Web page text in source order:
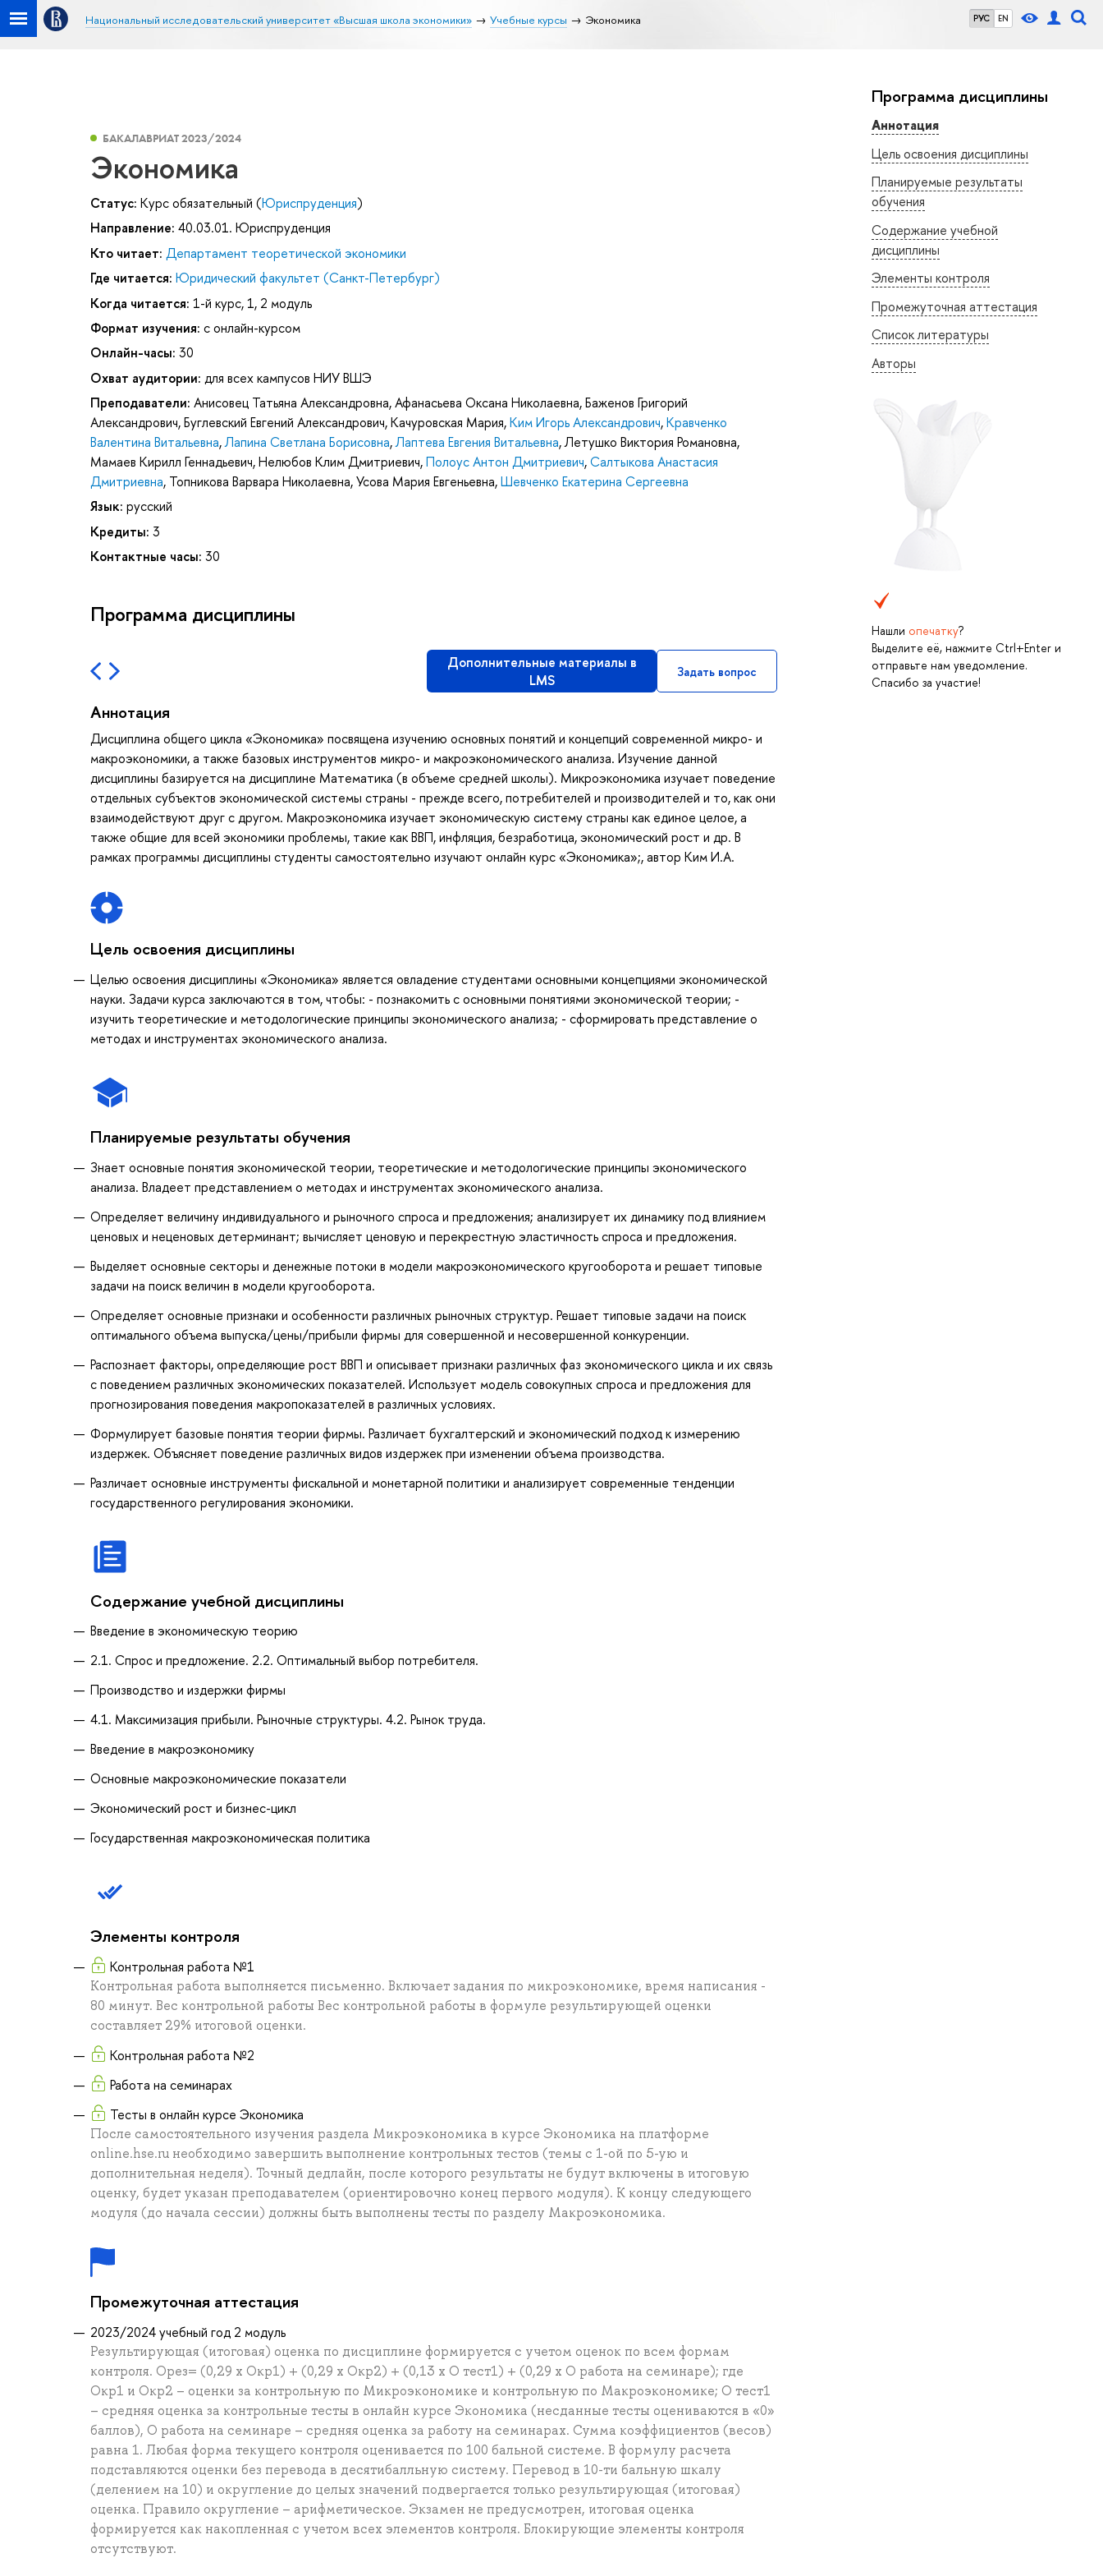
РУС EN
Национальный исследовательский университет «Высшая школа экономики» Учебные курсы Экономика
Программа дисциплины
Аннотация
Цель освоения дисциплины
Планируемые результаты
обучения
Содержание учебной
дисциплины
Элементы контроля
Промежуточная аттестация
Список литературы
Авторы
Нашли опечатку?
Выделите её, нажмите Ctrl+Enter и
отправьте нам уведомление.
Спасибо за участие!
БАКАЛАВРИАТ 2023/2024
Экономика
Статус: Курс обязательный (Юриспруденция)
Направление: 40.03.01. Юриспруденция
Кто читает: Департамент теоретической экономики
Где читается: Юридический факультет (Санкт-Петербург)
Когда читается: 1-й курс, 1, 2 модуль
Формат изучения: с онлайн-курсом
Онлайн-часы: 30
Охват аудитории: для всех кампусов НИУ ВШЭ
Преподаватели: Анисовец Татьяна Александровна,Афанасьева Оксана Николаевна,Баженов Григорий
Александрович,Буглевский Евгений Александрович,Качуровская Мария,Ким Игорь Александрович,Кравченко
Валентина Витальевна,Лапина Светлана Борисовна,Лаптева Евгения Витальевна,Летушко Виктория Романовна,
Мамаев Кирилл Геннадьевич,Нелюбов Клим Дмитриевич,Полоус Антон Дмитриевич,Салтыкова Анастасия
Дмитриевна, Топникова Варвара Николаевна,Усова Мария Евгеньевна,Шевченко Екатерина Сергеевна
Язык: русский
Кредиты: 3
Контактные часы: 30
Программа дисциплины
Дополнительные материалы в
LMS
Задать вопрос
Аннотация
Дисциплина общего цикла «Экономика» посвящена изучению основных понятий и концепций современной микро- и
макроэкономики, а также базовых инструментов микро- и макроэкономического анализа. Изучение данной
дисциплины базируется на дисциплине Математика (в объеме средней школы). Микроэкономика изучает поведение
отдельных субъектов экономической системы страны - прежде всего, потребителей и производителей и то, как они
взаимодействуют друг с другом. Макроэкономика изучает экономическую систему страны как единое целое, а
также общие для всей экономики проблемы, такие как ВВП, инфляция, безработица, экономический рост и др. В
рамках программы дисциплины студенты самостоятельно изучают онлайн курс «Экономика»;, автор Ким И.А.
Цель освоения дисциплины
Целью освоения дисциплины «Экономика» является овладение студентами основными концепциями экономической
науки. Задачи курса заключаются в том, чтобы: - познакомить с основными понятиями экономической теории; -
изучить теоретические и методологические принципы экономического анализа; - сформировать представление о
методах и инструментах экономического анализа.
Планируемые результаты обучения
Знает основные понятия экономической теории, теоретические и методологические принципы экономического
анализа. Владеет представлением о методах и инструментах экономического анализа.
Определяет величину индивидуального и рыночного спроса и предложения; анализирует их динамику под влиянием
ценовых и неценовых детерминант; вычисляет ценовую и перекрестную эластичность спроса и предложения.
Выделяет основные секторы и денежные потоки в модели макроэкономического кругооборота и решает типовые
задачи на поиск величин в модели кругооборота.
Определяет основные признаки и особенности различных рыночных структур. Решает типовые задачи на поиск
оптимального объема выпуска/цены/прибыли фирмы для совершенной и несовершенной конкуренции.
Распознает факторы, определяющие рост ВВП и описывает признаки различных фаз экономического цикла и их связь
с поведением различных экономических показателей. Использует модель совокупных спроса и предложения для
прогнозирования поведения макропоказателей в различных условиях.
Формулирует базовые понятия теории фирмы. Различает бухгалтерский и экономический подход к измерению
издержек. Объясняет поведение различных видов издержек при изменении объема производства.
Различает основные инструменты фискальной и монетарной политики и анализирует современные тенденции
государственного регулирования экономики.
Содержание учебной дисциплины
Введение в экономическую теорию
2.1. Спрос и предложение. 2.2. Оптимальный выбор потребителя.
Производство и издержки фирмы
4.1. Максимизация прибыли. Рыночные структуры. 4.2. Рынок труда.
Введение в макроэкономику
Основные макроэкономические показатели
Экономический рост и бизнес-цикл
Государственная макроэкономическая политика
Элементы контроля
Контрольная работа №1
Контрольная работа выполняется письменно. Включает задания по микроэкономике, время написания -
80 минут. Вес контрольной работы Вес контрольной работы в формуле результирующей оценки
составляет 29% итоговой оценки.
Контрольная работа №2
Работа на семинарах
Тесты в онлайн курсе Экономика
После самостоятельного изучения раздела Микроэкономика в курсе Экономика на платформе
online.hse.ru необходимо завершить выполнение контрольных тестов (темы с 1-ой по 5-ую и
дополнительная неделя). Точный дедлайн, после которого результаты не будут включены в итоговую
оценку, будет указан преподавателем (ориентировочно конец первого модуля). К концу следующего
модуля (до начала сессии) должны быть выполнены тесты по разделу Макроэкономика.
Промежуточная аттестация
2023/2024 учебный год 2 модуль
Результирующая (итоговая) оценка по дисциплине формируется с учетом оценок по всем формам
контроля. Орез= (0,29 х Окр1) + (0,29 х Окр2) + (0,13 х О тест1) + (0,29 х О работа на семинаре); где
Окр1 и Окр2 – оценки за контрольную по Микроэкономике и контрольную по Макроэкономике; О тест1
– средняя оценка за контрольные тесты в онлайн курсе Экономика (несданные тесты оцениваются в «0»
баллов), О работа на семинаре – средняя оценка за работу на семинарах. Сумма коэффициентов (весов)
равна 1. Любая форма текущего контроля оценивается по 100 бальной системе. В формулу расчета
подставляются оценки без перевода в десятибалльную систему. Перевод в 10-ти бальную шкалу
(делением на 10) и округление до целых значений подвергается только результирующая (итоговая)
оценка. Правило округление – арифметическое. Экзамен не предусмотрен, итоговая оценка
формируется как накопленная с учетом всех элементов контроля. Блокирующие элементы контроля
отсутствуют.